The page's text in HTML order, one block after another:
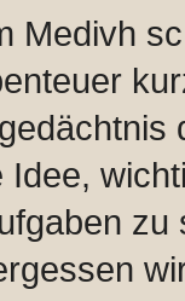
Medivh
Idee,
zu